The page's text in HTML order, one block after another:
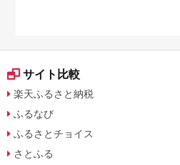
サイト比較
楽天ふるさと納税
ふるなび
ふるさとチョイス
さとふる